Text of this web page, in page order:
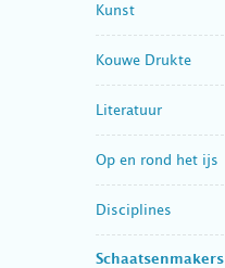
Kunst
Kouwe Drukte
Literatuur
Op en rond het ijs
Disciplines
Schaatsenmakers